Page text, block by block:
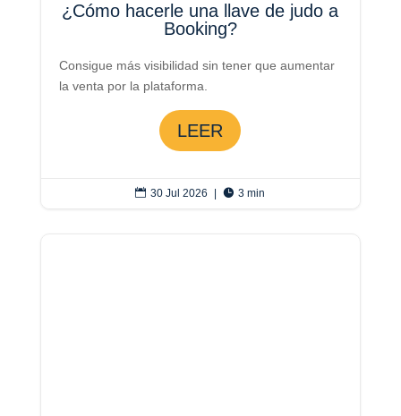
¿Cómo hacerle una llave de judo a
Booking?
Consigue más visibilidad sin tener que aumentar
la venta por la plataforma.
LEER
 30 Jul 2026  3 min